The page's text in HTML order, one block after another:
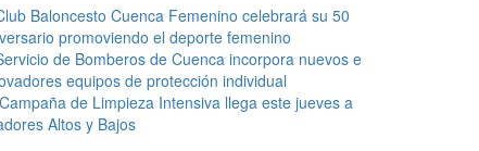
Baloncesto Cuenca Femenino celebrará su 50
promoviendo el deporte femenino
de Bomberos de Cuenca incorpora nuevos e
equipos de protección individual
de Limpieza Intensiva llega este jueves a
Altos y Bajos